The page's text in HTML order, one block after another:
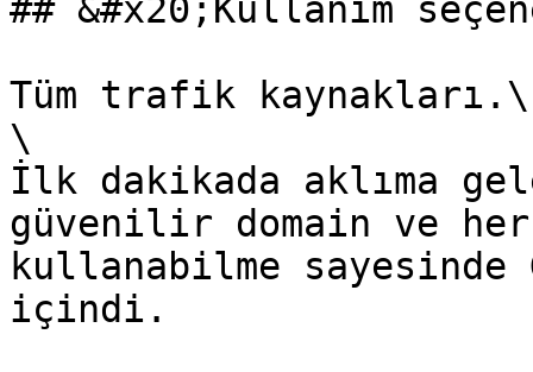
## &#x20;Kullanım
Tüm trafik kaynakları.\
\
İlk dakikada aklıma
güvenilir domain ve
kullanabilme sayesinde
içindi.